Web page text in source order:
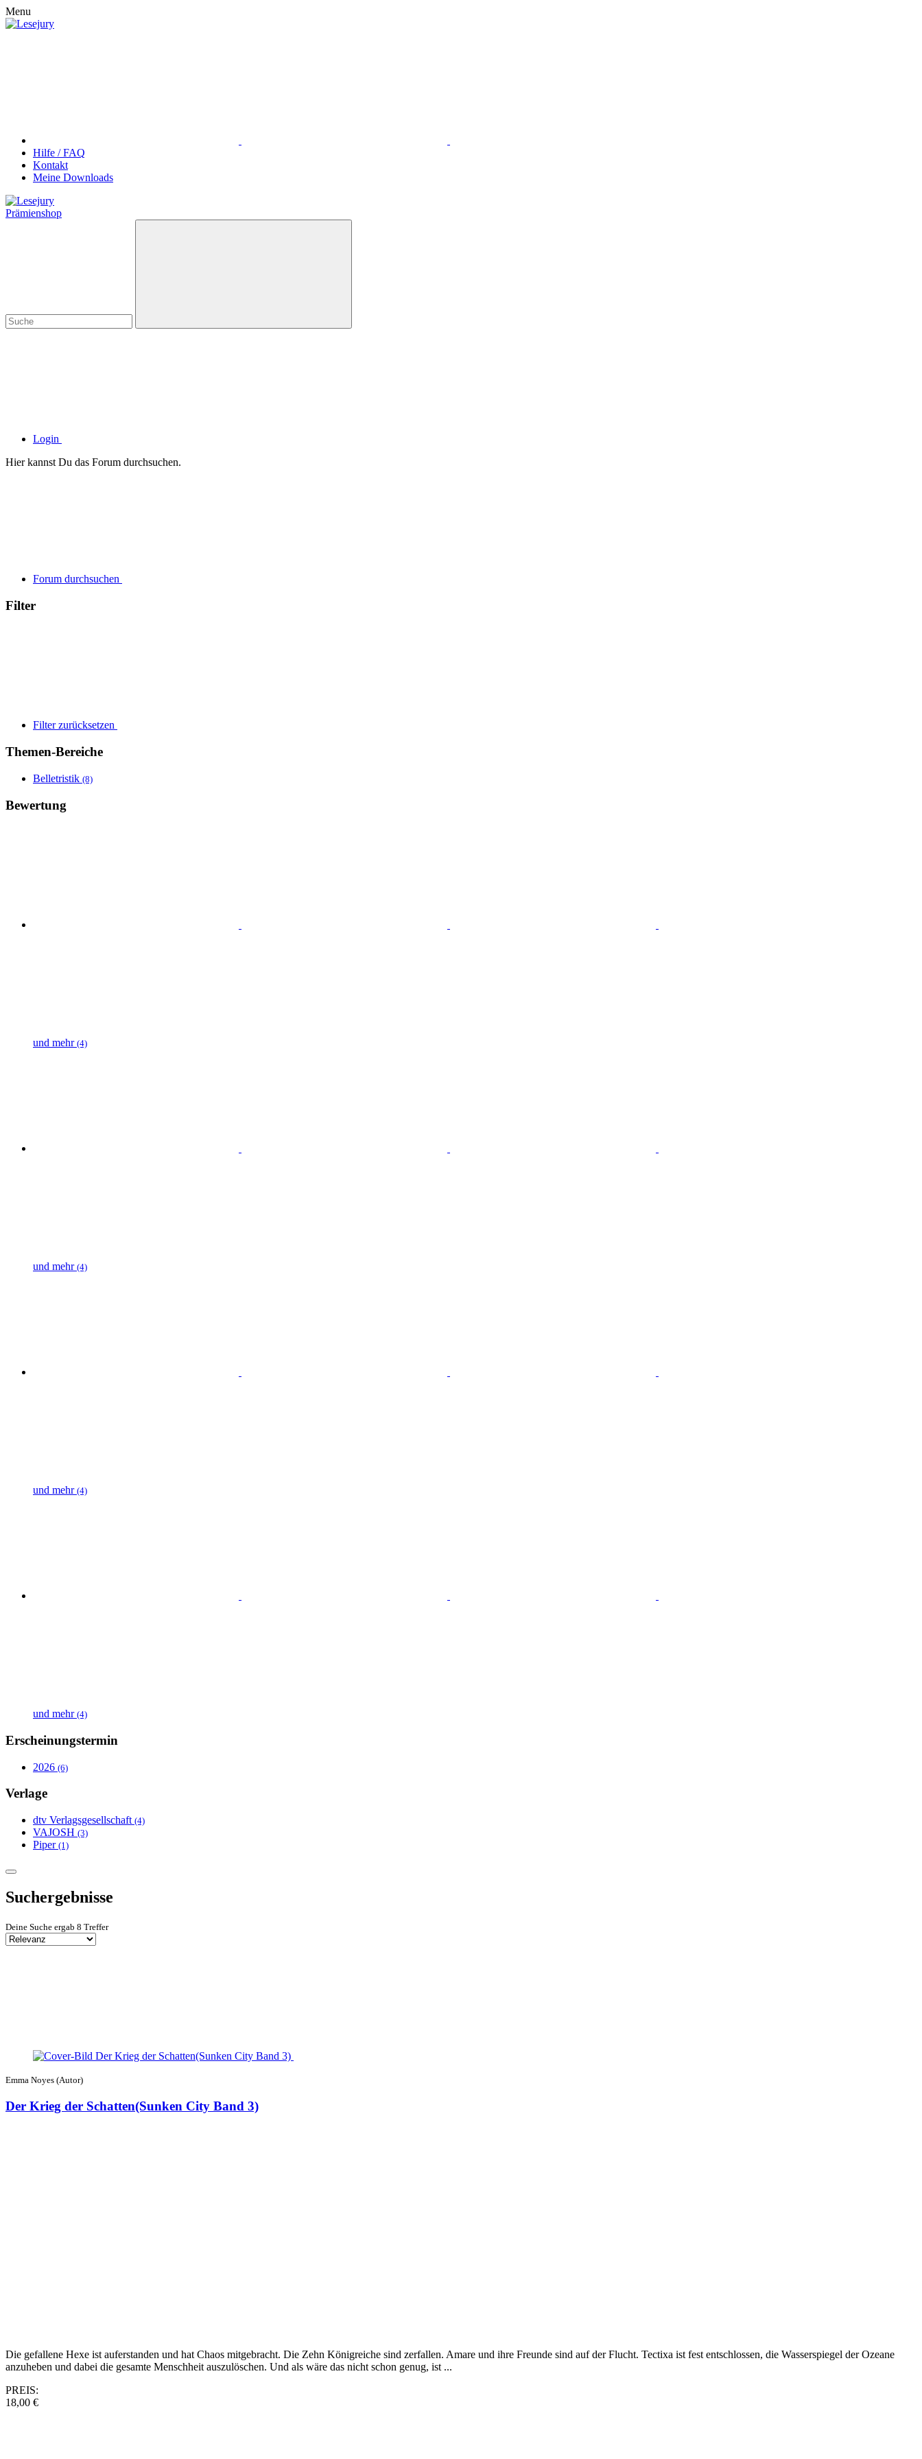
Menu
Hilfe / FAQ
Kontakt
Meine Downloads
Prämienshop
Login
Hier kannst Du das Forum durchsuchen.
Forum durchsuchen
Filter
Filter zurücksetzen
Themen-Bereiche
Belletristik (8)
Bewertung
und mehr (4)
und mehr (4)
und mehr (4)
und mehr (4)
Erscheinungstermin
2026 (6)
Verlage
dtv Verlagsgesellschaft (4)
VAJOSH (3)
Piper (1)
Suchergebnisse
Deine Suche ergab 8 Treffer
Emma Noyes (Autor)
Der Krieg der Schatten(Sunken City Band 3)
Die gefallene Hexe ist auferstanden und hat Chaos mitgebracht. Die Zehn Königreiche sind zerfallen. Amare und ihre Freunde sind auf der Flucht. Tectixa ist fest entschlossen, die Wasserspiegel der Ozeane
anzuheben und dabei die gesamte Menschheit auszulöschen. Und als wäre das nicht schon genug, ist ...
PREIS:
18,00 €